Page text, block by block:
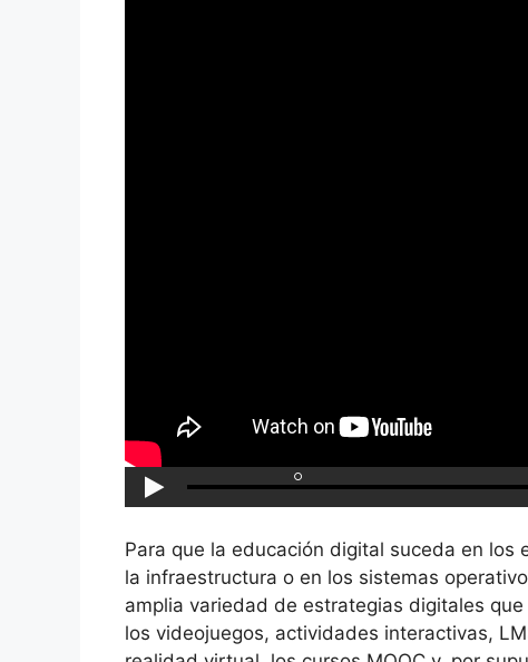
Para que la educación digital suceda en
la infraestructura o en los sistemas
amplia variedad de estrategias digitales
los videojuegos, actividades interactivas,